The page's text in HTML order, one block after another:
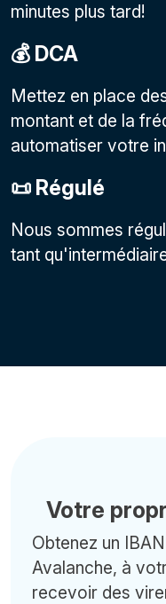
minutes plus tard!
💰 DCA
Mettez en place
montant et de la
automatiser votre
📜 Régulé
Nous sommes
tant
Votre
Obtenez un
Avalanche, à
recevoir des